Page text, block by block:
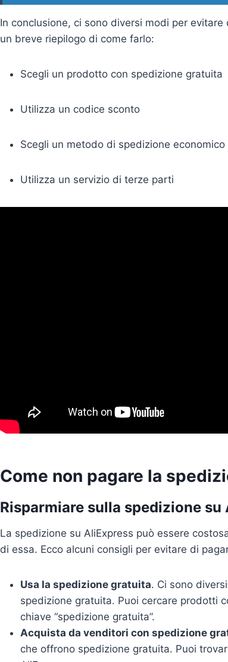
In conclusione, ci sono diversi modi per
un breve riepilogo di come farlo:
Scegli un prodotto con spedizione gratuita
Utilizza un codice sconto
Scegli un metodo di spedizione economico
Utilizza un servizio di terze parti
Come non pagare la
Risparmiare sulla spedizione su
La spedizione su AliExpress può essere
di essa. Ecco alcuni consigli per evitare di
Usa la spedizione gratuita. Ci sono
spedizione gratuita. Puoi cercare prodotti
chiave “spedizione gratuita”.
Acquista da venditori con spedizione
che offrono spedizione gratuita. Puoi